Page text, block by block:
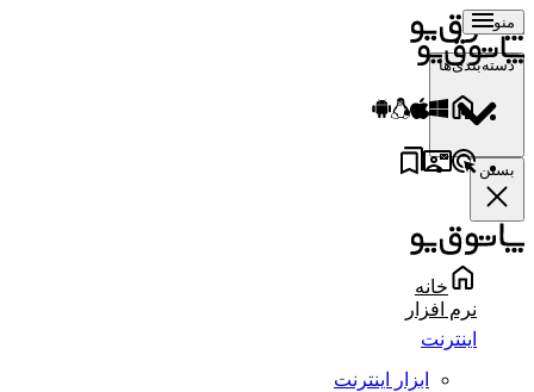
منو
دسته‌بندی‌ها
بستن
خانه
نرم افزار
اینترنت
ابزار اینترنت